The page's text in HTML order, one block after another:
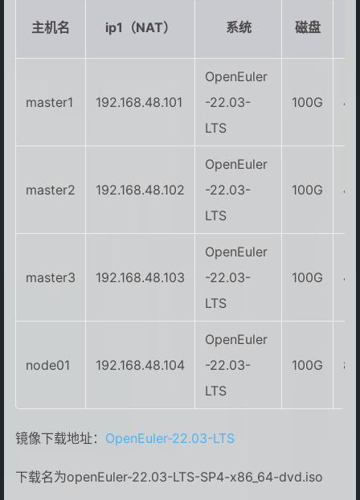
主机名 ip1（NAT） 系统 磁盘
master1 192.168.48.101
OpenEuler
-22.03-
LTS
100G 4G
master2 192.168.48.102
OpenEuler
-22.03-
LTS
100G 4G
master3 192.168.48.103
OpenEuler
-22.03-
LTS
100G 4G
node01 192.168.48.104
OpenEuler
-22.03-
LTS
100G 8G
镜像下载地址： OpenEuler-22.03-LTS
下载名为openEuler-22.03-LTS-SP4-x86_64-dvd.iso